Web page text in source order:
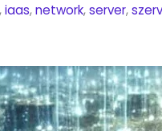
,iaas,network,server,